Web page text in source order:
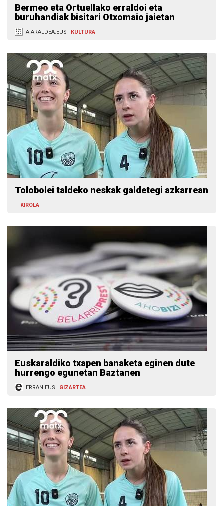
Bermeo eta Ortuellako erraldoi eta
buruhandiak bisitari Otxomaio jaietan
AIARALDEA.EUS KULTURA
Tolobolei taldeko neskak galdetegi azkarrean
KIROLA
Euskaraldiko txapen banaketa eginen dute
hurrengo egunetan Baztanen
ERRAN.EUS GIZARTEA